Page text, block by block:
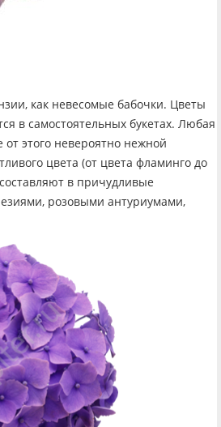
как невесомые бабочки. Цветы
в самостоятельных букетах. Любая
от этого невероятно нежной
цвета (от цвета фламинго до
в причудливые
розовыми антуриумами,